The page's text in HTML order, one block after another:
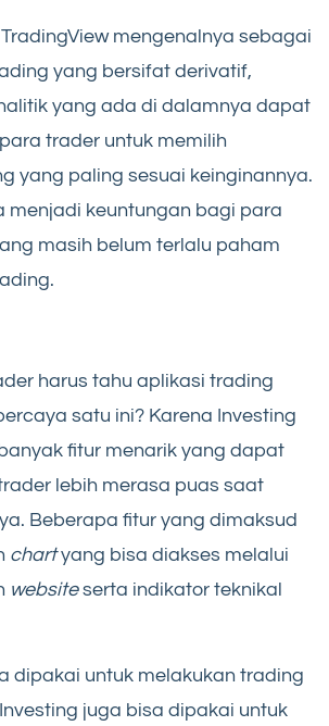
mengenalnya sebagai
yang bersifat derivatif,
yang ada di dalamnya dapat
trader untuk memilih
yang paling sesuai keinginannya.
menjadi keuntungan bagi para
masih belum terlalu paham
harus tahu aplikasi trading
satu ini? Karena Investing
fitur menarik yang dapat
lebih merasa puas saat
Beberapa fitur yang dimaksud
chartyang bisa diakses melalui
websiteserta indikator teknikal
dipakai untuk melakukan trading
juga bisa dipakai untuk